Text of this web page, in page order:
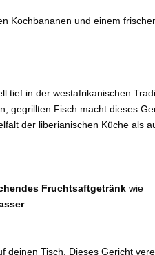
Kochbananen und einem
tief in der westafrikanischen
gegrillten Fisch macht dieses
der liberianischen Küche als
Fruchtsaftgetränk wie
.
deinen Tisch. Dieses Gericht